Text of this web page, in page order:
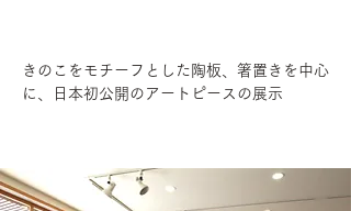
きのこをモチーフとした陶板、箸置きを中心
に、日本初公開のアートピースの展示